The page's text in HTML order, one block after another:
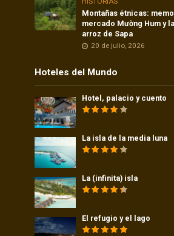
Montañas étnicas:
mercado Mường Hum y
arroz de Sapa
20 de julio, 2026
Hoteles del Mundo
Hotel, palacio y cuento
La isla de la media luna
La (infinita) isla
El refugio y el lago